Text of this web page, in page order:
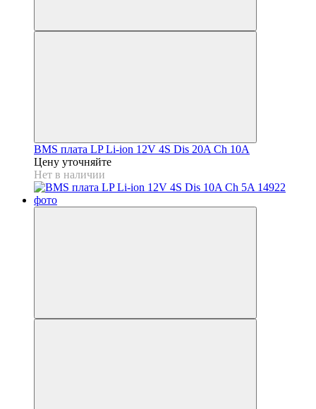
BMS плата LP Li-ion 12V 4S Dis 20A Ch 10A
Цену уточняйте
Нет в наличии